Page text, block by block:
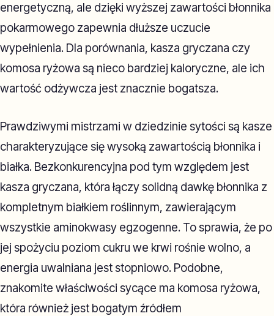
energetyczną, ale dzięki wyższej zawartości błonnika
pokarmowego zapewnia dłuższe uczucie
wypełnienia. Dla porównania, kasza gryczana czy
komosa ryżowa są nieco bardziej kaloryczne, ale ich
wartość odżywcza jest znacznie bogatsza.
Prawdziwymi mistrzami w dziedzinie sytości są kasze
charakteryzujące się wysoką zawartością błonnika i
białka. Bezkonkurencyjna pod tym względem jest
kasza gryczana, która łączy solidną dawkę błonnika z
kompletnym białkiem roślinnym, zawierającym
wszystkie aminokwasy egzogenne. To sprawia, że po
jej spożyciu poziom cukru we krwi rośnie wolno, a
energia uwalniana jest stopniowo. Podobne,
znakomite właściwości sycące ma komosa ryżowa,
która również jest bogatym źródłem